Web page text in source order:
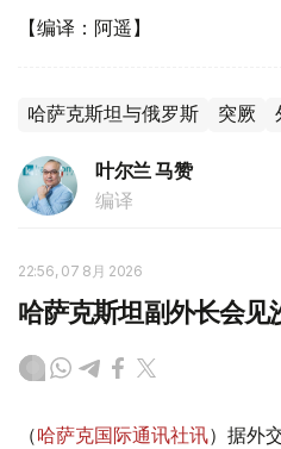
【编译：阿遥】
哈萨克斯坦与俄罗斯 突厥
叶尔兰 马赞
编译
22:56, 07 8月 2026
哈萨克斯坦副外长会见
（哈萨克国际通讯社讯）据外